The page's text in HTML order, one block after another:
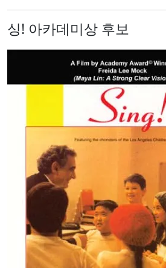
싱! 아카데미상 후보